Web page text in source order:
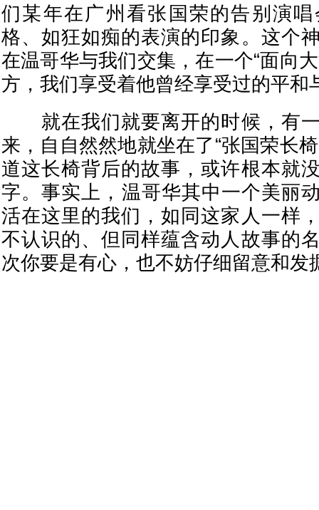
们某年在广州看张国荣的告别演
格、如狂如痴的表演的印象。这个
在温哥华与我们交集，在一个“面向
方，我们享受着他曾经享受过的平和
就在我们就要离开的时候，有一
来，自自然然地就坐在了“张国荣长
道这长椅背后的故事，或许根本就
字。事实上，温哥华其中一个美
活在这里的我们，如同这家人一样
不认识的、但同样蕴含动人故事的
次你要是有心，也不妨仔细留意和发